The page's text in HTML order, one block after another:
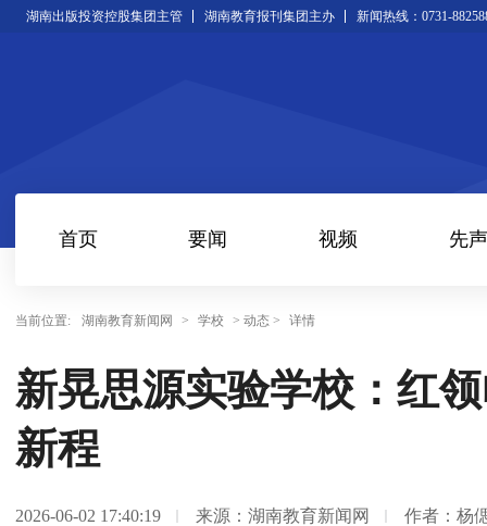
湖南出版投资控股集团主管 湖南教育报刊集团主办 新闻热线：0731-
首页 要闻 视频 先声
当前位置: 湖南教育新闻网 > 学校 > 动态 > 详情
新晃思源实验学校：红
新程
2026-06-02 17:40:19 来源：湖南教育新闻网 作者：杨